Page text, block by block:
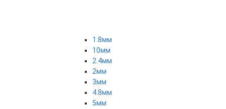
1.8мм
10мм
2.4мм
2мм
3мм
4.8мм
5мм